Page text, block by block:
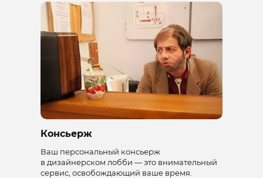
Консьерж
Ваш персональный консьерж
в дизайнерском лобби — это внимательный
сервис, освобождающий ваше время.